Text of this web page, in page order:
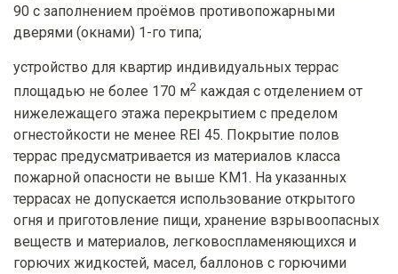
90 с заполнением проёмов противопожарными
дверями (окнами) 1-го типа;
устройство для квартир индивидуальных террас
площадью не более 170 м2 каждая с отделением от
нижележащего этажа перекрытием с пределом
огнестойкости не менее REI 45. Покрытие полов
террас предусматривается из материалов класса
пожарной опасности не выше КМ1. На указанных
террасах не допускается использование открытого
огня и приготовление пищи, хранение взрывоопасных
веществ и материалов, легковоспламеняющихся и
горючих жидкостей, масел, баллонов с горючими